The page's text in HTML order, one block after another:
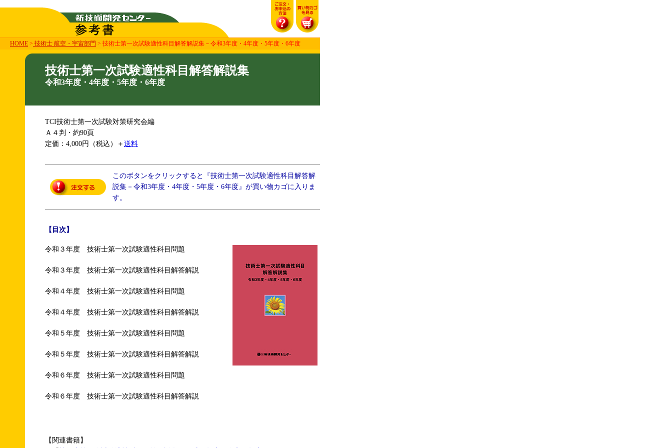
HOME > 技術士 航空・宇宙部門 > 技術士第一次試験適性科目解答解説集－令和3年度・4年度・5年度・6年度
技術士第一次試験適性科目解答解説集
令和3年度・4年度・5年度・6年度
TCI技術士第一次試験対策研究会編
Ａ４判・約90頁
定価：4,000円（税込）＋ 送料
このボタンをクリックすると『技術士第一次試験適性科目解答解
説集－令和3年度・4年度・5年度・6年度』が買い物カゴに入りま
す。
【目次】
令和３年度 技術士第一次試験適性科目問題
令和３年度 技術士第一次試験適性科目解答解説
令和４年度 技術士第一次試験適性科目問題
令和４年度 技術士第一次試験適性科目解答解説
令和５年度 技術士第一次試験適性科目問題
令和５年度 技術士第一次試験適性科目解答解説
令和６年度 技術士第一次試験適性科目問題
令和６年度 技術士第一次試験適性科目解答解説
【関連書籍】